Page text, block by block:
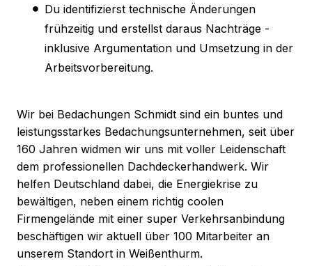
Du identifizierst technische Änderungen
frühzeitig und erstellst daraus Nachträge -
inklusive Argumentation und Umsetzung in der
Arbeitsvorbereitung.
Wir bei Bedachungen Schmidt sind ein buntes und
leistungsstarkes Bedachungsunternehmen, seit über
160 Jahren widmen wir uns mit voller Leidenschaft
dem professionellen Dachdeckerhandwerk. Wir
helfen Deutschland dabei, die Energiekrise zu
bewältigen, neben einem richtig coolen
Firmengelände mit einer super Verkehrsanbindung
beschäftigen wir aktuell über 100 Mitarbeiter an
unserem Standort in Weißenthurm.